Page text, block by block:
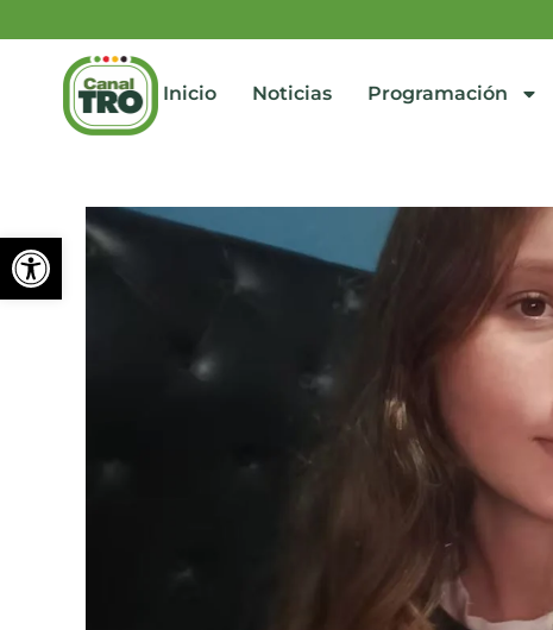
Abrir barra de herramientas
Inicio Noticias Programación